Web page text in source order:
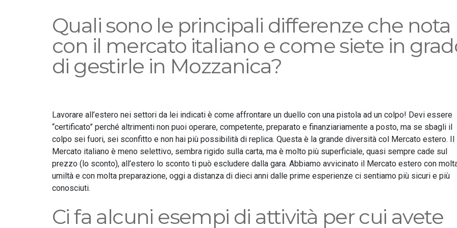
Quali sono le principali differenze che nota
con il mercato italiano e come siete in
di gestirle in Mozzanica?
Lavorare all’estero nei settori da lei indicati è come affrontare un duello con una pistola ad un colpo! Devi essere
“certificato” perché altrimenti non puoi operare, competente, preparato e finanziariamente a posto, ma se sbagli il
colpo sei fuori, sei sconfitto e non hai più possibilità di replica. Questa è la grande diversità col Mercato estero. Il
Mercato italiano è meno selettivo, sembra rigido sulla carta, ma è molto più superficiale, quasi sempre cade sul
prezzo (lo sconto), all’estero lo sconto ti può escludere dalla gara. Abbiamo avvicinato il Mercato estero con
umiltà e con molta preparazione, oggi a distanza di dieci anni dalle prime esperienze ci sentiamo più sicuri e più
conosciuti.
Ci fa alcuni esempi di attività per cui avete